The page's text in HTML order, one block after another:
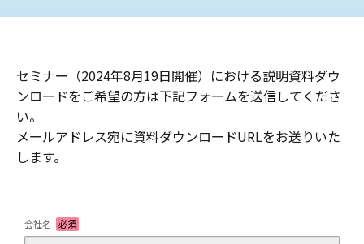
セミナー（2024年8月19日開催）における説明資料ダウ
ンロードをご希望の方は下記フォームを送信してくださ
い。
メールアドレス宛に資料ダウンロードURLをお送りいた
します。
会社名 必須